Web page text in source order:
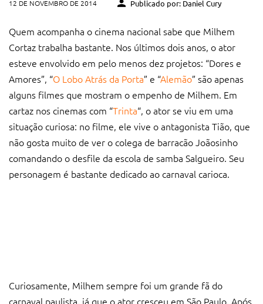
12 DE NOVEMBRO DE 2014 Publicado por: Daniel Cury
Quem acompanha o cinema nacional sabe que Milhem
Cortaz trabalha bastante. Nos últimos dois anos, o ator
esteve envolvido em pelo menos dez projetos: “Dores e
Amores”, “O Lobo Atrás da Porta” e “Alemão” são apenas
alguns filmes que mostram o empenho de Milhem. Em
cartaz nos cinemas com “Trinta“, o ator se viu em uma
situação curiosa: no filme, ele vive o antagonista Tião, que
não gosta muito de ver o colega de barracão Joãosinho
comandando o desfile da escola de samba Salgueiro. Seu
personagem é bastante dedicado ao carnaval carioca.
um pouco sobre sua relação com o carnaval. “Durante 14
anos da minha vida eu fui Vai-Vai”, conta Cortaz, referindo-